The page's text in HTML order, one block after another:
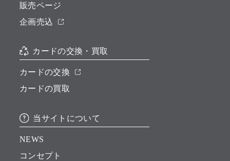
販売ページ
企画売込
カードの交換・買取
カードの交換
カードの買取
当サイトについて
NEWS
コンセプト